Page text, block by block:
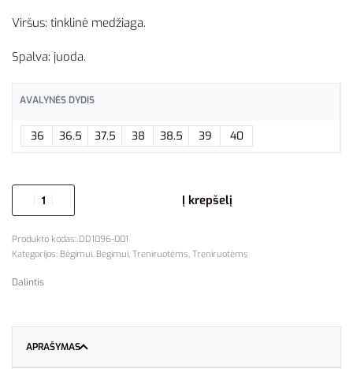
Viršus: tinklinė medžiaga.
Spalva: juoda.
AVALYNĖS DYDIS
36 36.5 37.5 38 38.5 39 40
Į krepšelį
DD1096-001
Kategorijos: Bėgimui, Bėgimui, Treniruotėms, Treniruotėms
Dalintis
APRAŠYMAS